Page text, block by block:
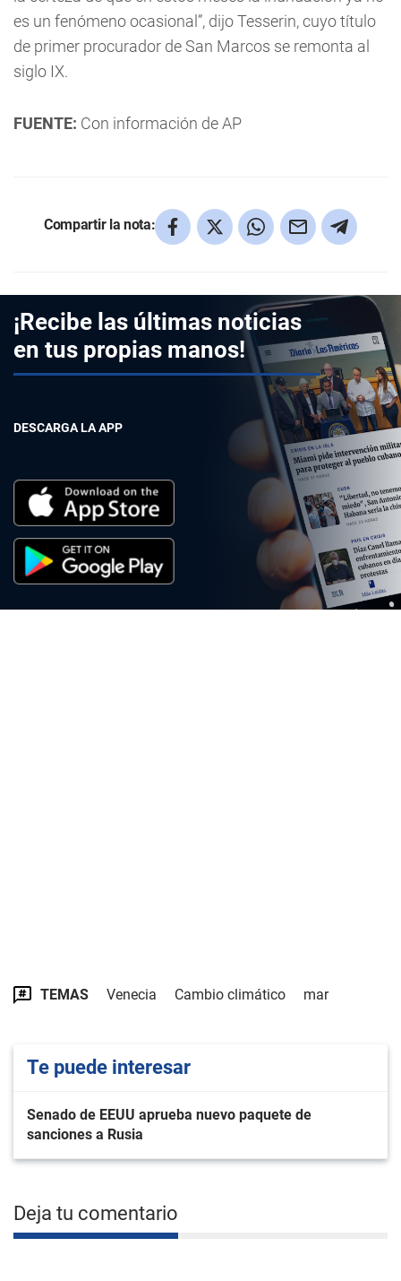
es un fenómeno ocasional”, dijo Tesserin, cuyo título
de primer procurador de San Marcos se remonta al
siglo IX.
FUENTE: Con información de AP
Compartir la nota:
¡Recibe las últimas noticias
en tus propias manos!
DESCARGA LA APP
TEMAS Venecia Cambio climático mar
Te puede interesar
Senado de EEUU aprueba nuevo paquete de
sanciones a Rusia
Deja tu comentario